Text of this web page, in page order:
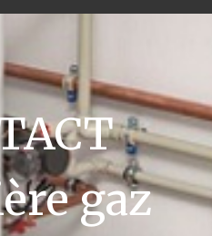
gaz